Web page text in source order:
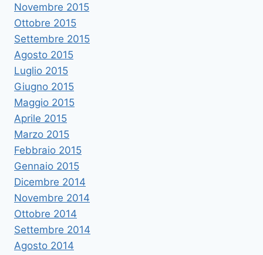
Novembre 2015
Ottobre 2015
Settembre 2015
Agosto 2015
Luglio 2015
Giugno 2015
Maggio 2015
Aprile 2015
Marzo 2015
Febbraio 2015
Gennaio 2015
Dicembre 2014
Novembre 2014
Ottobre 2014
Settembre 2014
Agosto 2014